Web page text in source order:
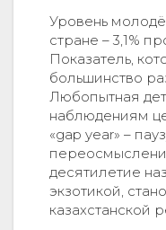
Уровень
стране – 3,1%
Показатель,
большинство
Любопытная
наблюдениям
«gap year» –
десятилетие
экзотикой,
казахстанской